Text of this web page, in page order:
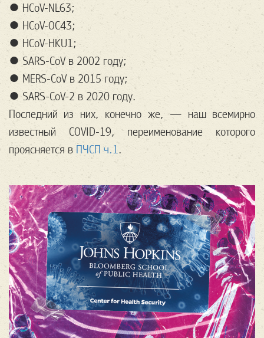
● HCoV-NL63;
● HCoV-OC43;
● HCoV-HKU1;
● SARS-CoV в 2002 году;
● MERS-CoV в 2015 году;
● SARS-CoV-2 в 2020 году.
Последний из них, конечно же, — наш всемирно
известный COVID-19, переименование которого
проясняется в ПЧСП ч.1.